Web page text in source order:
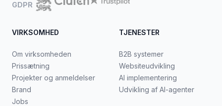
GDPR
VIRKSOMHED
Om virksomheden
Prissætning
Projekter og anmeldelser
Brand
Jobs
TJENESTER
B2B systemer
Websiteudvikling
AI implementering
Udvikling af AI-agenter